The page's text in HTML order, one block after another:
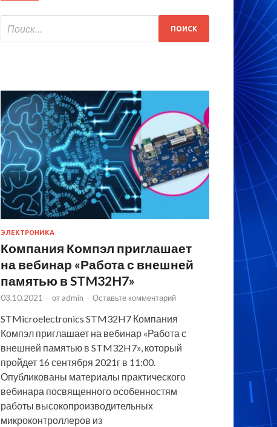
ЭЛЕКТРОНИКА
Компания Компэл приглашает
на вебинар «Работа с внешней
памятью в STM32H7»
03.10.2021 - от admin - Оставьте комментарий
STMicroelectronics STM32H7 Компания
Компэл приглашает на вебинар «Работа с
внешней памятью в STM32H7», который
пройдет 16 сентября 2021г в 11:00.
Опубликованы материалы практического
вебинара посвященного особенностям
работы высокопроизводительных
микроконтроллеров из